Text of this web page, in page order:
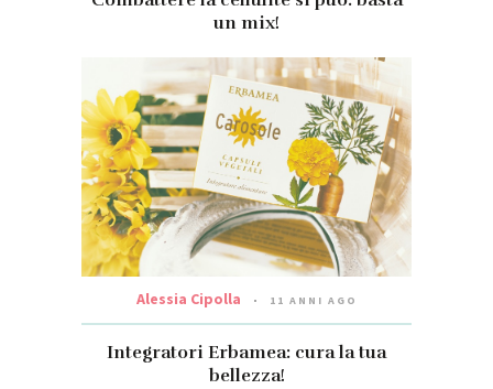
un mix!
Alessia Cipolla 11 ANNI AGO
Integratori Erbamea: cura la tua
bellezza!